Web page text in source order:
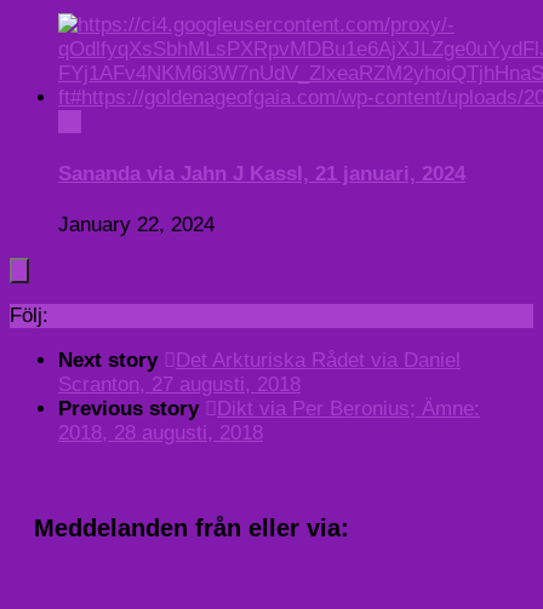
Sananda via Jahn J Kassl, 21 januari, 2024
January 22, 2024
Följ:
Next story
Det Arkturiska Rådet via Daniel
Scranton, 27 augusti, 2018
Previous story
Dikt via Per Beronius; Ämne:
2018, 28 augusti, 2018
Meddelanden från eller via: